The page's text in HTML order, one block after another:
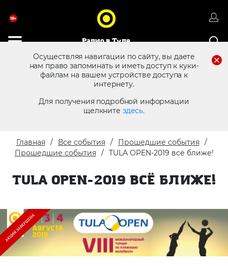
Радио в Туле
Осуществляя навигации по сайту, вы даете
нам право запоминать и иметь доступ к куки-
файлам на вашем устройстве доступа к
интернету.
Для получения подробной информации
щелкните здесь.
8 (4872) 250 470 Реклама в эфире
Главная Все события
Прошедшие события
Прошедшие события
TULA OPEN-2019 всё ближе!
TULA OPEN-2019 ВСЁ БЛИЖЕ!